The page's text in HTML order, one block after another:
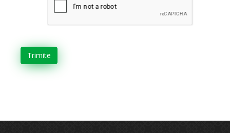
Trimite